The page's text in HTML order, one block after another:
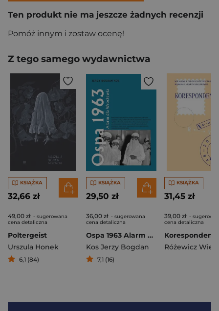
Ten produkt nie ma jeszcze żadnych recenzji
Pomóż innym i zostaw ocenę!
Z tego samego wydawnictwa
KSIĄŻKA
32,66 zł
49,00 zł - sugerowana
cena detaliczna
Poltergeist
Urszula Honek
6,1 (84)
KSIĄŻKA
29,50 zł
36,00 zł - sugerowana
cena detaliczna
Ospa 1963 Alarm dla Wrocławia
Kos Jerzy Bogdan
7,1 (16)
KSIĄŻKA
31,45 zł
39,00 zł -
cena detaliczna